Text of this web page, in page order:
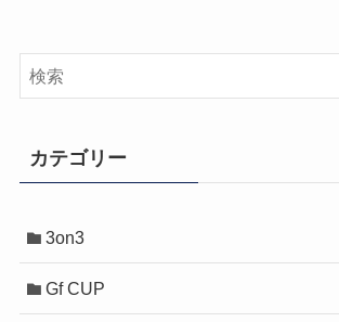
カテゴリー
3on3
Gf CUP